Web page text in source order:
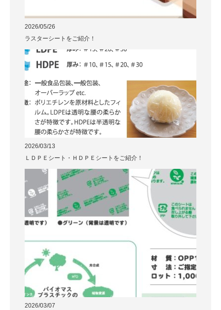
2026/05/26
ラスターシートをご紹介！
2026/03/13
ＬＤＰＥシート・ＨＤＰＥシートをご紹介！
2026/03/07